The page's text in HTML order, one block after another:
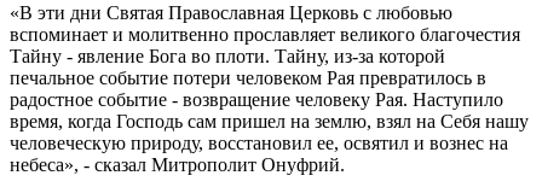
«В эти дни Святая Православная Церковь с любовью
вспоминает и молитвенно прославляет великого благочестия
Тайну - явление Бога во плоти. Тайну, из-за которой
печальное событие потери человеком Рая превратилось в
радостное событие - возвращение человеку Рая. Наступило
время, когда Господь сам пришел на землю, взял на Себя нашу
человеческую природу, восстановил ее, освятил и вознес на
небеса», - сказал Митрополит Онуфрий.